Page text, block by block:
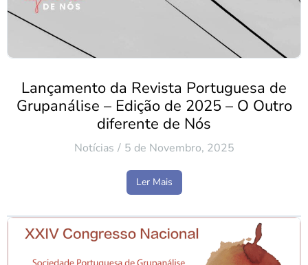
Lançamento da Revista Portuguesa de
Grupanálise – Edição de 2025 – O Outro
diferente de Nós
Notícias 5 de Novembro, 2025
Ler Mais